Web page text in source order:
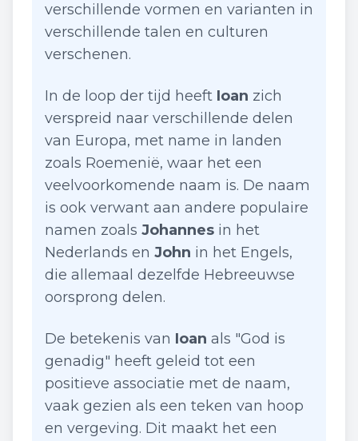
verschillende vormen en varianten in
verschillende talen en culturen
verschenen.
In de loop der tijd heeft Ioan zich
verspreid naar verschillende delen
van Europa, met name in landen
zoals Roemenië, waar het een
veelvoorkomende naam is. De naam
is ook verwant aan andere populaire
namen zoals Johannes in het
Nederlands en John in het Engels,
die allemaal dezelfde Hebreeuwse
oorsprong delen.
De betekenis van Ioan als "God is
genadig" heeft geleid tot een
positieve associatie met de naam,
vaak gezien als een teken van hoop
en vergeving. Dit maakt het een